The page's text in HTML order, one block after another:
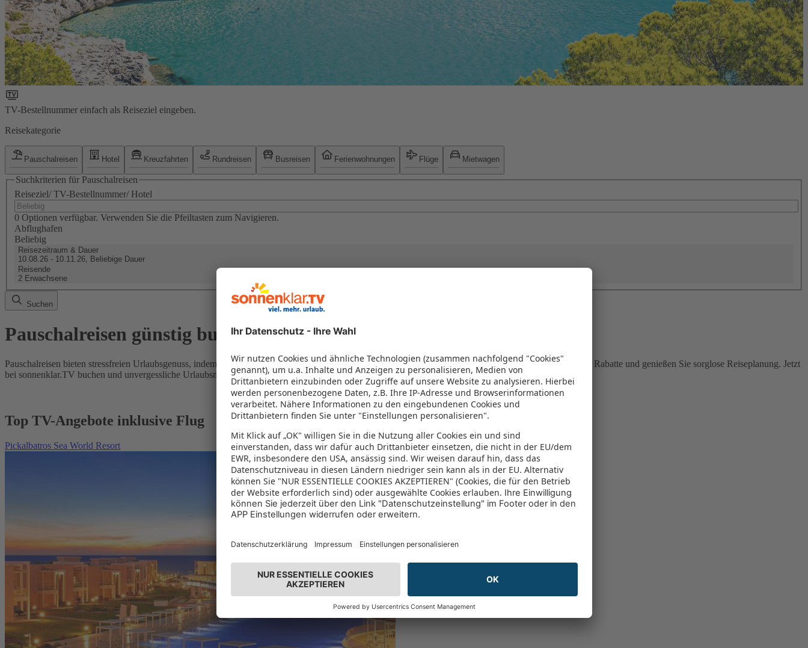
TV-Bestellnummer einfach als Reiseziel eingeben.
Reisekategorie
Pauschalreisen Hotel Kreuzfahrten Rundreisen Busreisen Ferienwohnungen Flüge Mietwagen
Suchkriterien für Pauschalreisen
Reiseziel/ TV-Bestellnummer/ Hotel
0 Optionen verfügbar. Verwenden Sie die Pfeiltasten zum Navigieren.
Abflughafen
Beliebig
Reisezeitraum & Dauer
10.08.26 - 10.11.26, Beliebige Dauer
Reisende
2 Erwachsene
Suchen
Pauschalreisen günstig buchen
Pauschalreisen bieten stressfreien Urlaubsgenuss, indem Flug und Hotel in einem Paket kombiniert werden – das spart Zeit und Geld. Nutzen Sie attraktive Rabatte und genießen Sie sorglose Reiseplanung. Jetzt
bei sonnenklar.TV buchen und unvergessliche Urlaubsmomente erleben!
Top TV-Angebote inklusive Flug
Pickalbatros Sea World Resort